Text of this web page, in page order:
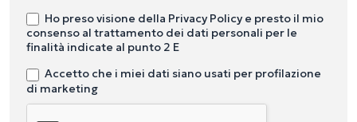
Ho preso visione della Privacy Policy e presto il mio
consenso al trattamento dei dati personali per le
finalità indicate al punto 2 E
Accetto che i miei dati siano usati per profilazione
di marketing